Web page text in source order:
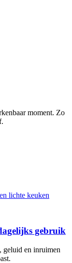
moment. Zo
gebruik
geluid en inruimen